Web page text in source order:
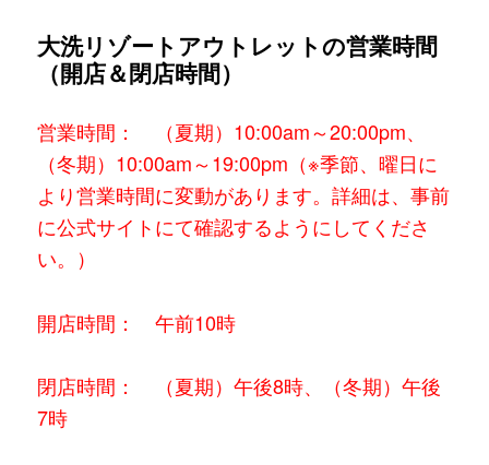
大洗リゾートアウトレットの営業時間
（開店＆閉店時間）
営業時間： （夏期）10:00am～20:00pm、
（冬期）10:00am～19:00pm（※季節、曜日に
より営業時間に変動があります。詳細は、事前
に公式サイトにて確認するようにしてくださ
い。）
開店時間： 午前10時
閉店時間： （夏期）午後8時、（冬期）午後
7時